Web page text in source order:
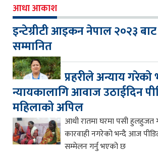
आधा आकाश
इन्टेग्रीटी आइकन नेपाल २०२३
सम्मानित
प्रहरीले अन्याय गरेको
न्यायकालागि आवाज उठाईदिन
महिलाको अपिल
आधी रातमा घरमा पसी हुलहुजत
कारवाही नगरेको भन्दै आज
सम्मेलन गर्नु भएको छ